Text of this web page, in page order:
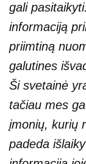
gali
informaciją
priimtiną
galutines
Ši svetainė
tačiau mes
įmonių, kurių
padeda